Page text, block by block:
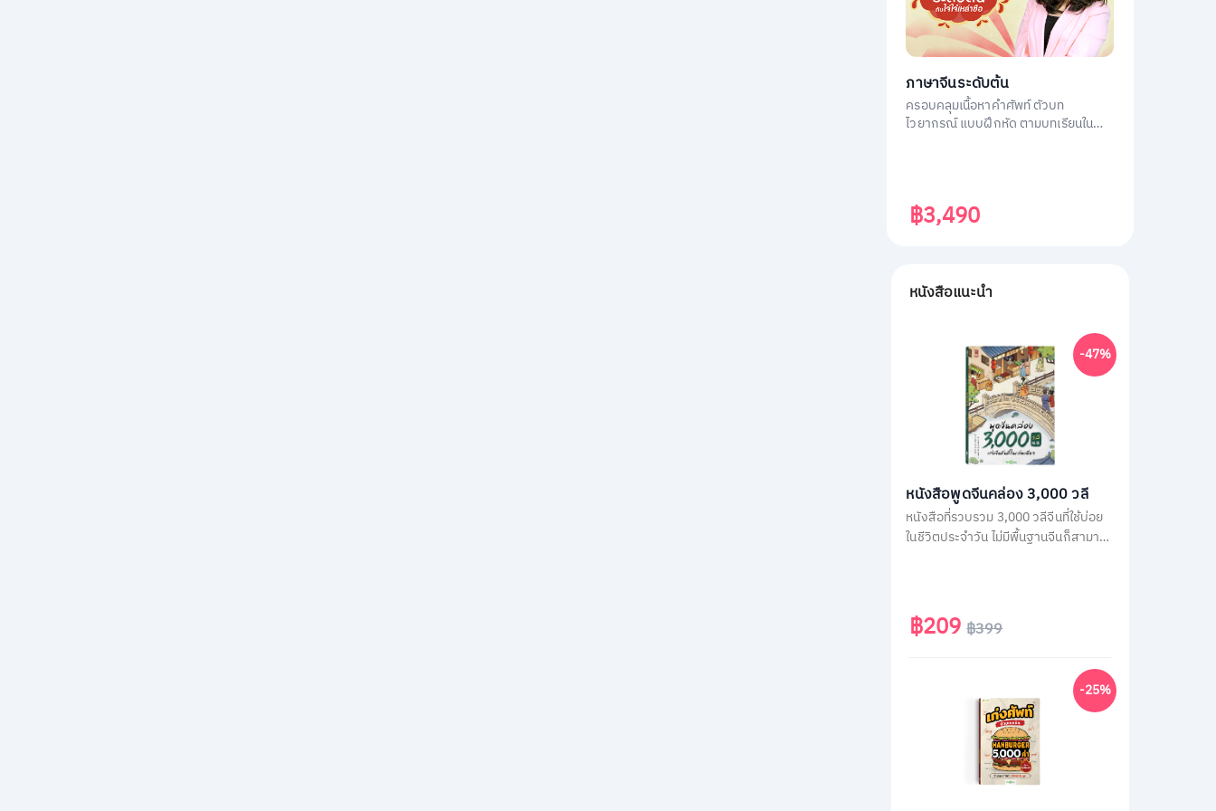
ภาษาจีนระดับต้น
ครอบคลุมเนื้อหาคำศัพท์ ตัวบท
ไวยากรณ์ แบบฝึกหัด ตามบทเรียนใน
฿3,490
หนังสือแนะนำ
หนังสือพูดจีนคล่อง 3,000 วลี
หนังสือที่รวบรวม 3,000 วลีจีนที่ใช้บ่อย
ในชีวิตประจำวัน ไม่มีพื้นฐานจีนก็สามารถ
จีนได้ทันที
-47%
฿209฿399
-25%